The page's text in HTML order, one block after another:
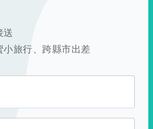
送
小旅行、跨縣市出差